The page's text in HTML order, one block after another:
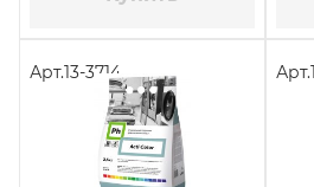
Арт.13-3714 Арт.